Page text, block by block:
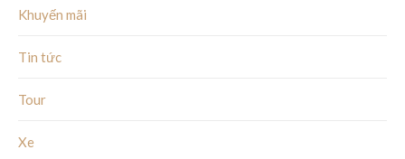
Khuyến mãi
Tin tức
Tour
Xe